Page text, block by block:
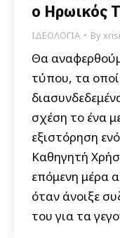
ο Ηρωικός
ΙΔΕΟΛΟΓΙΑ By
Θα
τύπου, τα
σχέση το ένα
εξιστόρηση
Καθηγητή
επόμενη μέρα
όταν άνοιξε
του για τα